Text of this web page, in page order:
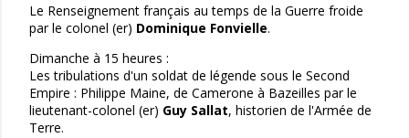
Le Renseignement français au temps de la Guerre froide
par le colonel (er) Dominique Fonvielle.
Dimanche à 15 heures :
Les tribulations d'un soldat de légende sous le Second
Empire : Philippe Maine, de Camerone à Bazeilles par le
lieutenant-colonel (er) Guy Sallat, historien de l'Armée de
Terre.